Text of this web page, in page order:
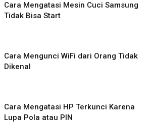
Cara Mengatasi Mesin Cuci Samsung
Tidak Bisa Start
Cara Mengunci WiFi dari Orang Tidak
Dikenal
Cara Mengatasi HP Terkunci Karena
Lupa Pola atau PIN